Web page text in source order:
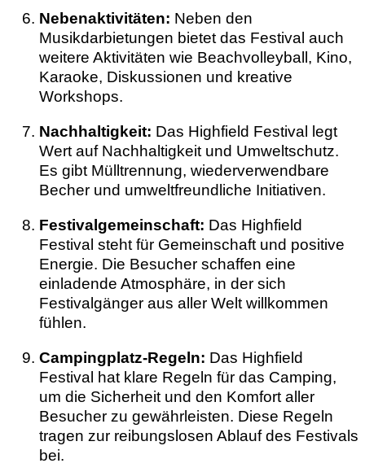
Nebenaktivitäten: Neben den
Musikdarbietungen bietet das Festival auch
weitere Aktivitäten wie Beachvolleyball, Kino,
Karaoke, Diskussionen und kreative
Workshops.
Nachhaltigkeit: Das Highfield Festival legt
Wert auf Nachhaltigkeit und Umweltschutz.
Es gibt Mülltrennung, wiederverwendbare
Becher und umweltfreundliche Initiativen.
Festivalgemeinschaft: Das Highfield
Festival steht für Gemeinschaft und positive
Energie. Die Besucher schaffen eine
einladende Atmosphäre, in der sich
Festivalgänger aus aller Welt willkommen
fühlen.
Campingplatz-Regeln: Das Highfield
Festival hat klare Regeln für das Camping,
um die Sicherheit und den Komfort aller
Besucher zu gewährleisten. Diese Regeln
tragen zur reibungslosen Ablauf des Festivals
bei.